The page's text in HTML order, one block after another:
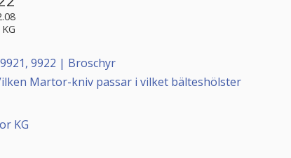
9922 | Broschyr
Martor-kniv passar i vilket bälteshölster
KG